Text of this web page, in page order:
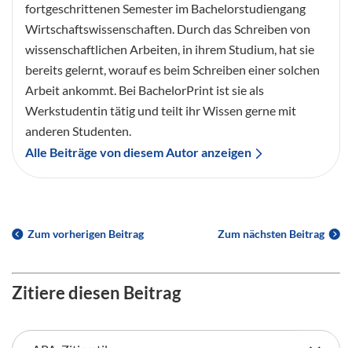
fortgeschrittenen Semester im Bachelorstudiengang
Wirtschaftswissenschaften. Durch das Schreiben von
wissenschaftlichen Arbeiten, in ihrem Studium, hat sie
bereits gelernt, worauf es beim Schreiben einer solchen
Arbeit ankommt. Bei BachelorPrint ist sie als
Werkstudentin tätig und teilt ihr Wissen gerne mit
anderen Studenten.
Alle Beiträge von diesem Autor anzeigen
Zum vorherigen Beitrag Zum nächsten Beitrag
Zitiere diesen Beitrag